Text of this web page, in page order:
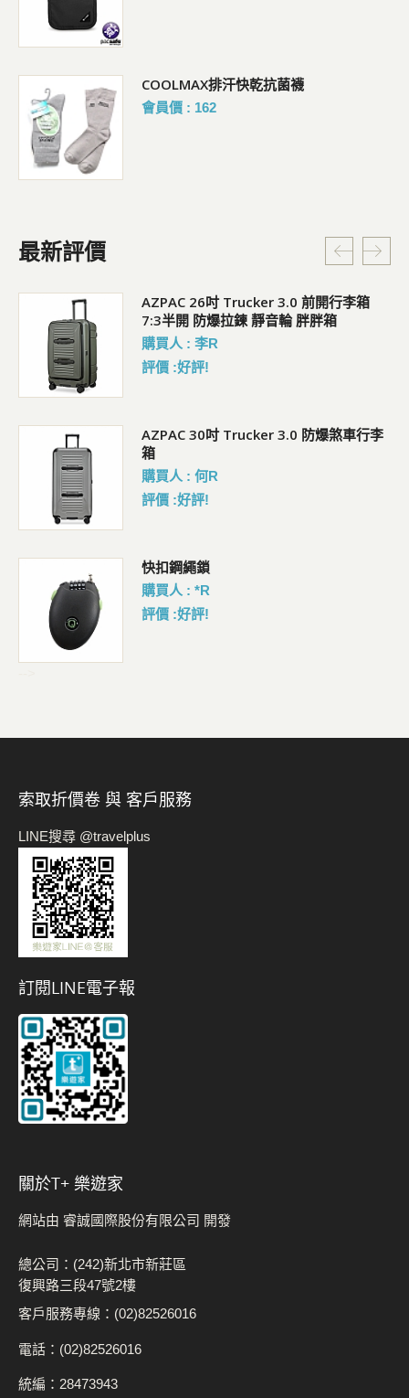
COOLMAX排汗快乾抗菌襪
會員價 : 162
最新評價
AZPAC 26吋 Trucker 3.0 前開行李箱
7:3半開 防爆拉鍊 靜音輪 胖胖箱
購買人 : 李R
評價 :好評!
AZPAC 30吋 Trucker 3.0 防爆煞車行李
箱
購買人 : 何R
評價 :好評!
快扣鋼繩鎖
購買人 : *R
評價 :好評!
索取折價卷 與 客戶服務
LINE搜尋 @travelplus
訂閱LINE電子報
關於t+ 樂遊家
網站由 睿誠國際股份有限公司 開發
總公司：(242)新北市新莊區
復興路三段47號2樓
客戶服務專線：(02)82526016
電話：(02)82526016
統編：28473943